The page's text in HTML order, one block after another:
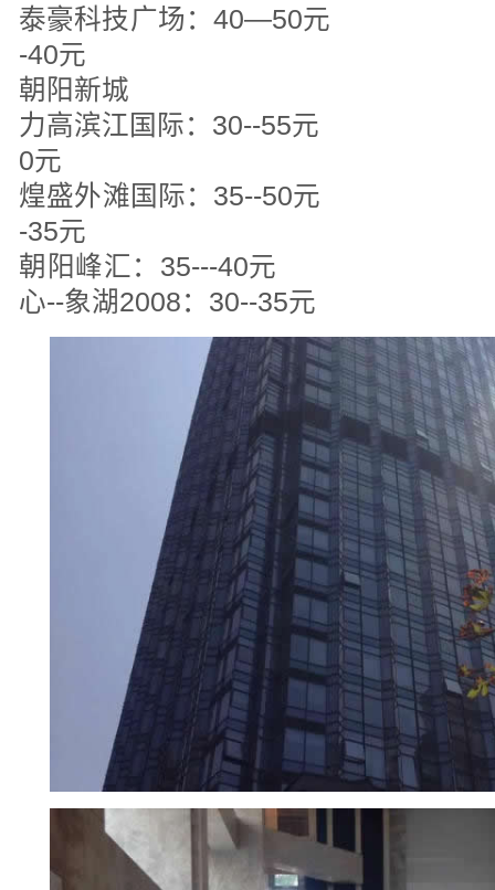
泰豪科技广场：40—50
-40元
朝阳新城
力高滨江国际：30--55
0元
煌盛外滩国际：35--50
-35元
朝阳峰汇：35---40
心--象湖2008：30--35元